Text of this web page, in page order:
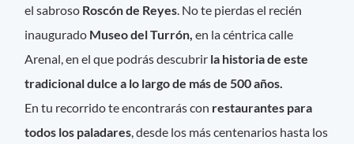
el sabroso Roscón de Reyes . No te pierdas el recién
inaugurado Museo del Turrón, en la céntrica calle
Arenal, en el que podrás descubrir la historia de este
tradicional dulce a lo largo de más de 500 años.
En tu recorrido te encontrarás con restaurantes para
todos los paladares , desde los más centenarios hasta los